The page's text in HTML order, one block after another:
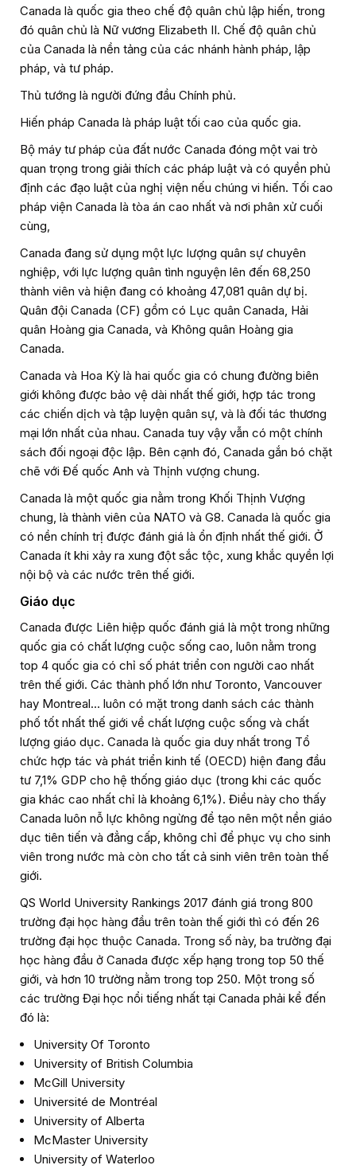
Canada là quốc gia theo chế độ quân chủ lập hiến, trong
đó quân chủ là Nữ vương Elizabeth II. Chế độ quân chủ
của Canada là nền tảng của các nhánh hành pháp, lập
pháp, và tư pháp.
Thủ tướng là người đứng đầu Chính phủ.
Hiến pháp Canada là pháp luật tối cao của quốc gia.
Bộ máy tư pháp của đất nước Canada đóng một vai trò
quan trọng trong giải thích các pháp luật và có quyền phủ
định các đạo luật của nghị viện nếu chúng vi hiến. Tối cao
pháp viện Canada là tòa án cao nhất và nơi phân xử cuối
cùng,
Canada đang sử dụng một lực lượng quân sự chuyên
nghiệp, với lực lượng quân tình nguyện lên đến 68,250
thành viên và hiện đang có khoảng 47,081 quân dự bị.
Quân đội Canada (CF) gồm có Lục quân Canada, Hải
quân Hoàng gia Canada, và Không quân Hoàng gia
Canada.
Canada và Hoa Kỳ là hai quốc gia có chung đường biên
giới không được bảo vệ dài nhất thế giới, hợp tác trong
các chiến dịch và tập luyện quân sự, và là đối tác thương
mại lớn nhất của nhau. Canada tuy vậy vẫn có một chính
sách đối ngoại độc lập. Bên cạnh đó, Canada gắn bó chặt
chẽ với Đế quốc Anh và Thịnh vượng chung.
Canada là một quốc gia nằm trong Khối Thịnh Vượng
chung, là thành viên của NATO và G8. Canada là quốc gia
có nền chính trị được đánh giá là ổn định nhất thế giới. Ở
Canada ít khi xảy ra xung đột sắc tộc, xung khắc quyền lợi
nội bộ và các nước trên thế giới.
Giáo dục
Canada được Liên hiệp quốc đánh giá là một trong những
quốc gia có chất lượng cuộc sống cao, luôn nằm trong
top 4 quốc gia có chỉ số phát triển con người cao nhất
trên thế giới. Các thành phố lớn như Toronto, Vancouver
hay Montreal… luôn có mặt trong danh sách các thành
phố tốt nhất thế giới về chất lượng cuộc sống và chất
lượng giáo dục. Canada là quốc gia duy nhất trong Tổ
chức hợp tác và phát triển kinh tế (OECD) hiện đang đầu
tư 7,1% GDP cho hệ thống giáo dục (trong khi các quốc
gia khác cao nhất chỉ là khoảng 6,1%). Điều này cho thấy
Canada luôn nỗ lực không ngừng để tạo nên một nền giáo
dục tiên tiến và đẳng cấp, không chỉ để phục vụ cho sinh
viên trong nước mà còn cho tất cả sinh viên trên toàn thế
giới.
QS World University Rankings 2017 đánh giá trong 800
trường đại học hàng đầu trên toàn thế giới thì có đến 26
trường đại học thuộc Canada. Trong số này, ba trường đại
học hàng đầu ở Canada được xếp hạng trong top 50 thế
giới, và hơn 10 trường nằm trong top 250. Một trong số
các trường Đại học nổi tiếng nhất tại Canada phải kể đến
đó là:
University Of Toronto
University of British Columbia
McGill University
Université de Montréal
University of Alberta
McMaster University
University of Waterloo